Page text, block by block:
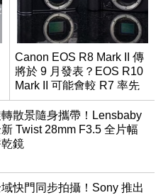
Canon EOS R8 Mark II 傳
將於 9 月發表？EOS R10
Mark II 可能會較 R7 率先
推出
散景隨身攜帶！Lensbaby
Twist 28mm F3.5 全片幅
鏡
快門同步拍攝！Sony 推出